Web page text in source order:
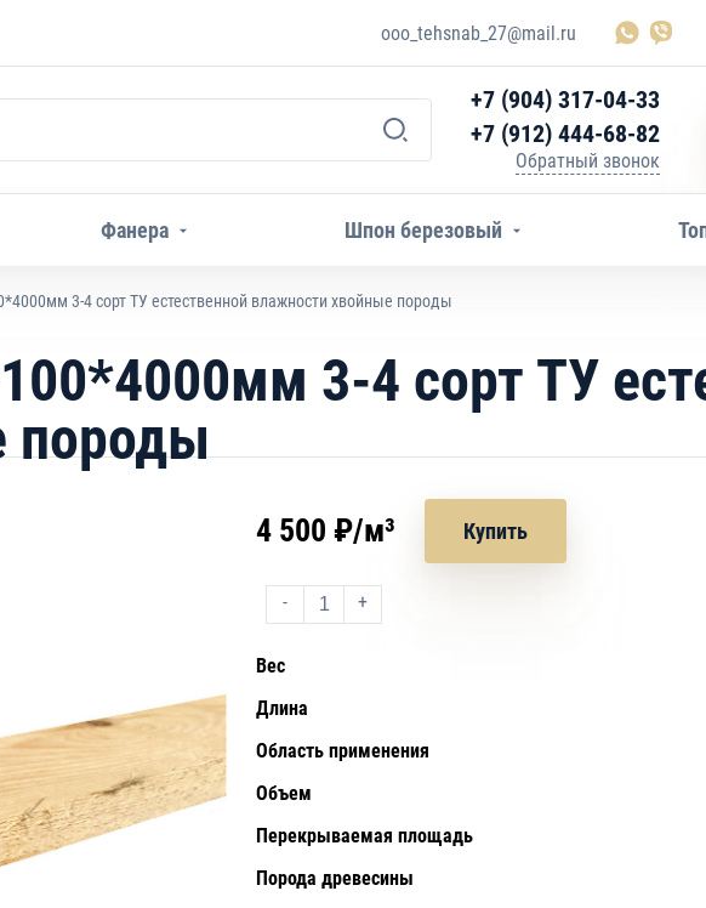
ooo_tehsnab_27@mail.ru
+7 (904) 317-04-33
+7 (912) 444-68-82
Обратный звонок
Фанера Шпон березовый
3-4 сорт ТУ естественной влажности хвойные породы
3-4 сорт ТУ
породы
4 500 ₽/м³ Купить
- +
Вес
Длина
Область применения
Объем
Перекрываемая площадь
Порода древесины